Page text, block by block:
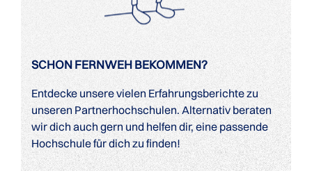
SCHON FERNWEH BEKOMMEN?
Entdecke unsere vielen Erfahrungsberichte zu
unseren Partnerhochschulen. Alternativ beraten
wir dich auch gern und helfen dir, eine passende
Hochschule für dich zu finden!